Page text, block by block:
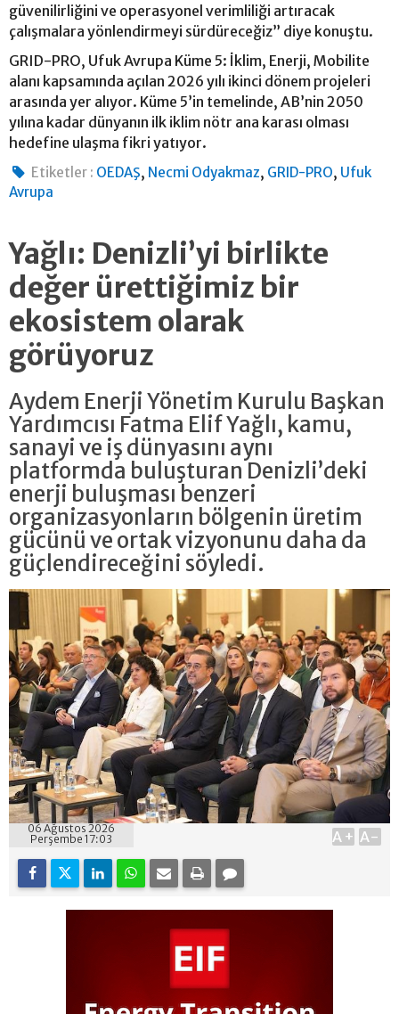
güvenilirliğini ve operasyonel verimliliği artıracak
çalışmalara yönlendirmeyi sürdüreceğiz” diye konuştu.
GRID-PRO, Ufuk Avrupa Küme 5: İklim, Enerji, Mobilite
alanı kapsamında açılan 2026 yılı ikinci dönem projeleri
arasında yer alıyor. Küme 5’in temelinde, AB’nin 2050
yılına kadar dünyanın ilk iklim nötr ana karası olması
hedefine ulaşma fikri yatıyor.
Etiketler : OEDAŞ, Necmi Odyakmaz, GRID-PRO, Ufuk
Avrupa
Yağlı: Denizli’yi birlikte
değer ürettiğimiz bir
ekosistem olarak
görüyoruz
Aydem Enerji Yönetim Kurulu Başkan
Yardımcısı Fatma Elif Yağlı, kamu,
sanayi ve iş dünyasını aynı
platformda buluşturan Denizli’deki
enerji buluşması benzeri
organizasyonların bölgenin üretim
gücünü ve ortak vizyonunu daha da
güçlendireceğini söyledi.
06 Ağustos 2026
Perşembe 17:03
A+ A-